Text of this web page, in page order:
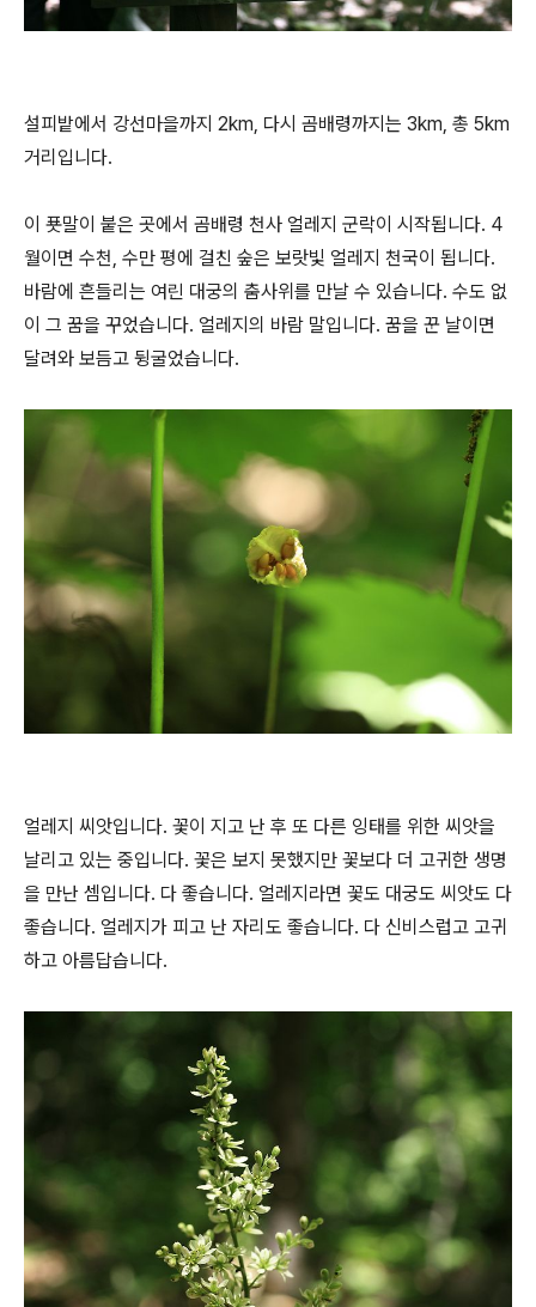
설피밭에서 강선마을까지 2km, 다시 곰배령까지는 3km, 총 5km
거리입니다.
이 푯말이 붙은 곳에서 곰배령 천사 얼레지 군락이 시작됩니다. 4
월이면 수천, 수만 평에 걸친 숲은 보랏빛 얼레지 천국이 됩니다.
바람에 흔들리는 여린 대궁의 춤사위를 만날 수 있습니다. 수도 없
이 그 꿈을 꾸었습니다. 얼레지의 바람 말입니다. 꿈을 꾼 날이면
달려와 보듬고 뒹굴었습니다.
얼레지 씨앗입니다. 꽃이 지고 난 후 또 다른 잉태를 위한 씨앗을
날리고 있는 중입니다. 꽃은 보지 못했지만 꽃보다 더 고귀한 생명
을 만난 셈입니다. 다 좋습니다. 얼레지라면 꽃도 대궁도 씨앗도 다
좋습니다. 얼레지가 피고 난 자리도 좋습니다. 다 신비스럽고 고귀
하고 아름답습니다.